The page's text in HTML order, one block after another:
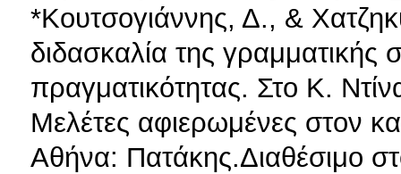
*Κουτσογιάννης, Δ., &
διδασκαλία της γραμματικής
πραγματικότητας. Στο K.
Μελέτες αφιερωμένες στον
Αθήνα: Πατάκης.Διαθέσιμο